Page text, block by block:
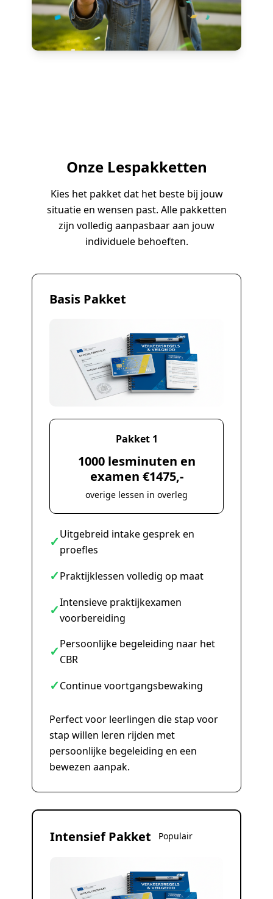
Onze Lespakketten
Kies het pakket dat het beste bij jouw
situatie en wensen past. Alle pakketten
zijn volledig aanpasbaar aan jouw
individuele behoeften.
Basis Pakket
Pakket 1
1000 lesminuten en
examen €1475,-
overige lessen in overleg
✓Uitgebreid intake gesprek en
proefles
✓Praktijklessen volledig op maat
✓Intensieve praktijkexamen
voorbereiding
✓Persoonlijke begeleiding naar het
CBR
✓Continue voortgangsbewaking
Perfect voor leerlingen die stap voor
stap willen leren rijden met
persoonlijke begeleiding en een
bewezen aanpak.
Intensief Pakket Populair